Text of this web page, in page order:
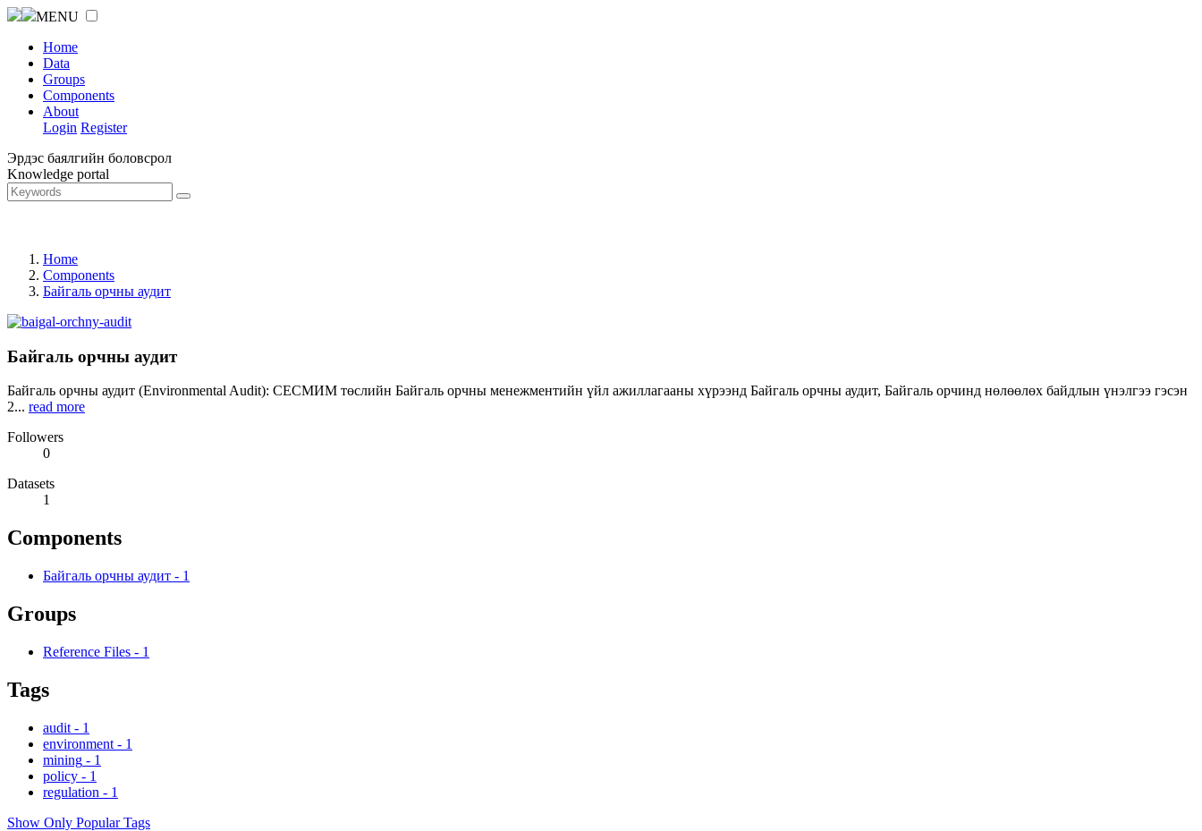
MENU
Home
Data
Groups
Components
About
Login Register
Эрдэс баялгийн боловсрол
Knowledge portal
Home
Components
Байгаль орчны аудит
Байгаль орчны аудит
Байгаль орчны аудит (Environmental Audit): СЕСМИМ төслийн Байгаль орчны менежментийн үйл ажиллагааны хүрээнд Байгаль орчны аудит, Байгаль орчинд нөлөөлөх байдлын үнэлгээ гэсэн
2... read more
Followers
0
Datasets
1
Components
Байгаль орчны аудит - 1
Groups
Reference Files - 1
Tags
audit - 1
environment - 1
mining - 1
policy - 1
regulation - 1
Show Only Popular Tags